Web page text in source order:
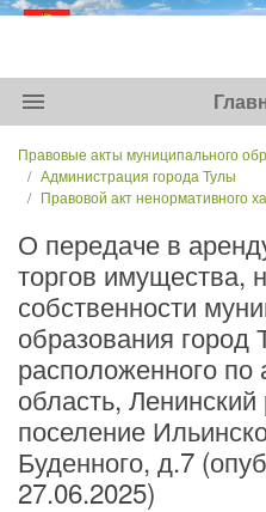
menu
Правовые акты муниципального
Администрация города Тулы
Правовой акт ненормативного
О передаче в
торгов имущества,
собственности
образования город
расположенного по
область,
поселение
Буденного, д.7
27.06.2025)